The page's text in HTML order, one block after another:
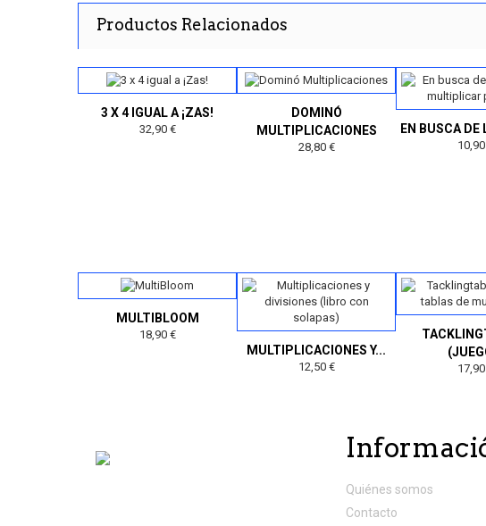
Productos Relacionados
3 X 4 IGUAL A ¡ZAS!
32,90 €
DOMINÓ
MULTIPLICACIONES
28,80 €
EN BUSCA DE
MULTIBLOOM
18,90 €
MULTIPLICACIONES Y...
12,50 €
Quiénes somos
Contacto